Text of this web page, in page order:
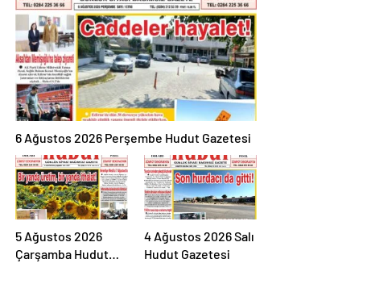
6 Ağustos 2026 Perşembe Hudut Gazetesi
5 Ağustos 2026
Çarşamba Hudut
4 Ağustos 2026 Salı
Hudut Gazetesi